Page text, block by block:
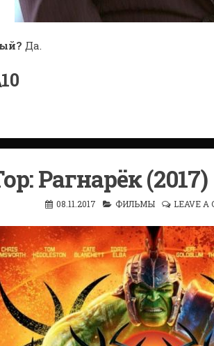
Да.
Рагнарёк
08.11.2017 ФИЛЬМЫ LEAVE A